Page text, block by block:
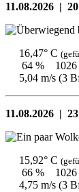
11.08.2026 |
16,47° C
64 %
1026
5,04 m/s (3
11.08.2026 |
15,92° C
66 %
1026
4,75 m/s (3